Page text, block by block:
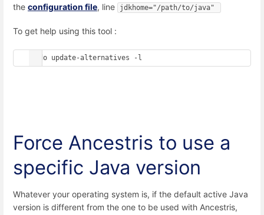
the configuration file, line jdkhome="/path/to/java"
To get help using this tool :
sudo update-alternatives -l
Force Ancestris to use a
specific Java version
Whatever your operating system is, if the default active Java
version is different from the one to be used with Ancestris,